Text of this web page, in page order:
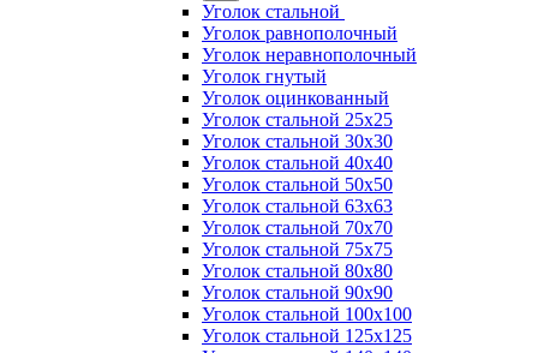
Уголок стальной
Уголок равнополочный
Уголок неравнополочный
Уголок гнутый
Уголок оцинкованный
Уголок стальной 25х25
Уголок стальной 30х30
Уголок стальной 40х40
Уголок стальной 50х50
Уголок стальной 63х63
Уголок стальной 70х70
Уголок стальной 75х75
Уголок стальной 80х80
Уголок стальной 90х90
Уголок стальной 100х100
Уголок стальной 125х125